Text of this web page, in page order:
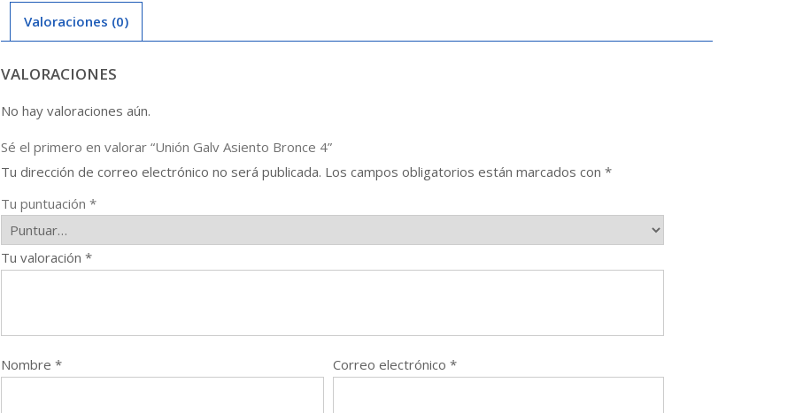
Valoraciones (0)
VALORACIONES
No hay valoraciones aún.
Sé el primero en valorar “Unión Galv Asiento Bronce 4”
Tu dirección de correo electrónico no será publicada. Los campos obligatorios están marcados con *
Tu puntuación *
Tu valoración *
Nombre * Correo electrónico *